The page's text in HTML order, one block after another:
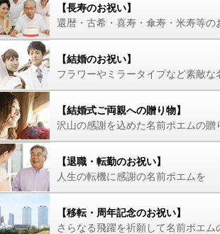
【長寿のお祝い】
【結婚のお祝い】
フラワーやミラータイプなど素敵な
【結婚式ご両親への贈り物】
沢山の感謝を込めた名前ポエムの贈
【退職・転勤のお祝い】
人生の転機に感謝の名前ポエムを
【移転・周年記念のお祝い】
さらなる飛躍を祈願して名前ポエム